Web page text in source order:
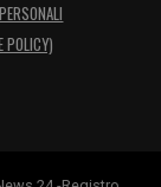
POLICY)